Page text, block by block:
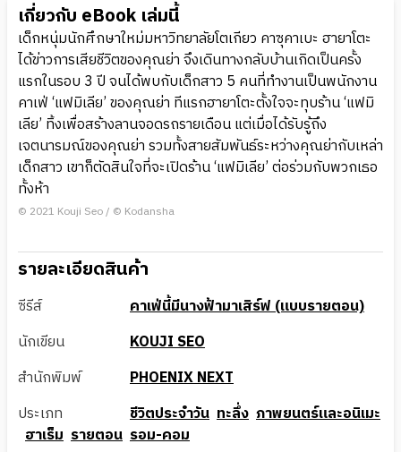
เกี่ยวกับ eBook เล่มนี้
เด็กหนุ่มนักศึกษาใหม่มหาวิทยาลัยโตเกียว คาซุคาเบะ ฮายาโตะ
ได้ข่าวการเสียชีวิตของคุณย่า จึงเดินทางกลับบ้านเกิดเป็นครั้ง
แรกในรอบ 3 ปี จนได้พบกับเด็กสาว 5 คนที่ทำงานเป็นพนักงาน
คาเฟ่ ‘แฟมิเลีย’ ของคุณย่า ทีแรกฮายาโตะตั้งใจจะทุบร้าน ‘แฟมิ
เลีย’ ทิ้งเพื่อสร้างลานจอดรถรายเดือน แต่เมื่อได้รับรู้ถึง
เจตนารมณ์ของคุณย่า รวมทั้งสายสัมพันธ์ระหว่างคุณย่ากับเหล่า
เด็กสาว เขาก็ตัดสินใจที่จะเปิดร้าน ‘แฟมิเลีย’ ต่อร่วมกับพวกเธอ
ทั้งห้า
© 2021 Kouji Seo / © Kodansha
รายละเอียดสินค้า
ซีรีส์
คาเฟ่นี้มีนางฟ้ามาเสิร์ฟ (แบบรายตอน)
นักเขียน
KOUJI SEO
สำนักพิมพ์
PHOENIX NEXT
ประเภท
ชีวิตประจำวัน ทะลึ่ง ภาพยนตร์และอนิเมะ
ฮาเร็ม รายตอน รอม-คอม